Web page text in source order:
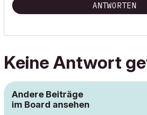
ANTWORTEN
Keine Antwort
Andere Beiträge
im Board ansehen